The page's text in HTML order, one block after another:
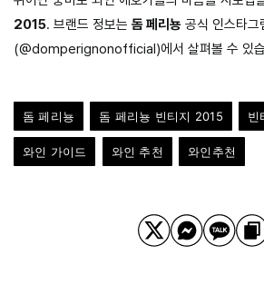
2015. 브랜드 정보는 돔 페리뇽 공식 인스타그
(@domperignonofficial)에서 살펴볼 수 있
돔 페리뇽 돔 페리뇽 빈티지 2015 빈
와인 가이드 와인 추천 와인추천